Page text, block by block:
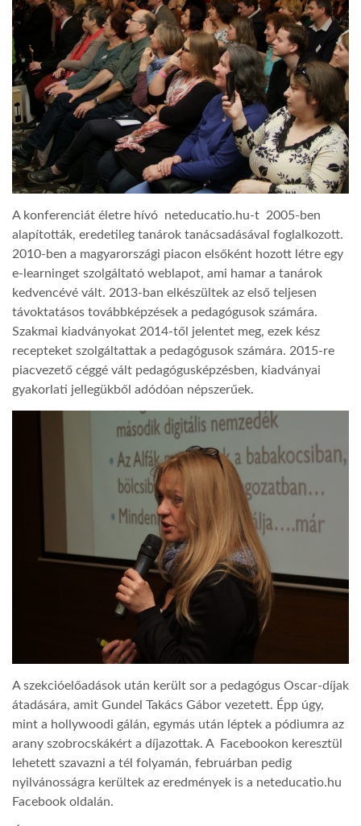
A konferenciát életre hívó neteducatio.hu-t 2005-ben
alapították, eredetileg tanárok tanácsadásával foglalkozott.
2010-ben a magyarországi piacon elsőként hozott létre egy
e-learninget szolgáltató weblapot, ami hamar a tanárok
kedvencévé vált. 2013-ban elkészültek az első teljesen
távoktatásos továbbképzések a pedagógusok számára.
Szakmai kiadványokat 2014-től jelentet meg, ezek kész
recepteket szolgáltattak a pedagógusok számára. 2015-re
piacvezető céggé vált pedagógusképzésben, kiadványai
gyakorlati jellegükből adódóan népszerűek.
A szekcióelőadások után került sor a pedagógus Oscar-díjak
átadására, amit Gundel Takács Gábor vezetett. Épp úgy,
mint a hollywoodi gálán, egymás után léptek a pódiumra az
arany szobrocskákért a díjazottak. A Facebookon keresztül
lehetett szavazni a tél folyamán, februárban pedig
nyilvánosságra kerültek az eredmények is a neteducatio.hu
Facebook oldalán.